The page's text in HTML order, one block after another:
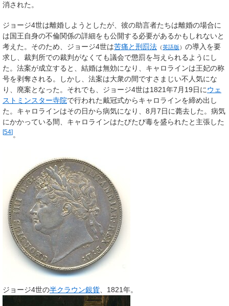
消された。
ジョージ4世は離婚しようとしたが、彼の助言者たちは離婚の場合に
は国王自身の不倫関係の詳細をも公開する必要があるかもしれないと
考えた。そのため、ジョージ4世は苦痛と刑罰法 （英語版 ） の導入を要
求し、裁判所での裁判がなくても議会で懲罰を与えられるようにし
た。法案が成立すると、結婚は無効になり、キャロラインは王妃の称
号を剥奪される。しかし、法案は大衆の間ですさまじい不人気にな
り、廃案となった。それでも、ジョージ4世は1821年7月19日にウェ
ストミンスター寺院で行われた戴冠式からキャロラインを締め出し
た。キャロラインはその日から病気になり、8月7日に薨去した。病気
にかかっている間、キャロラインはたびたび毒を盛られたと主張した
[54]。
ジョージ4世の半クラウン銀貨 、1821年。